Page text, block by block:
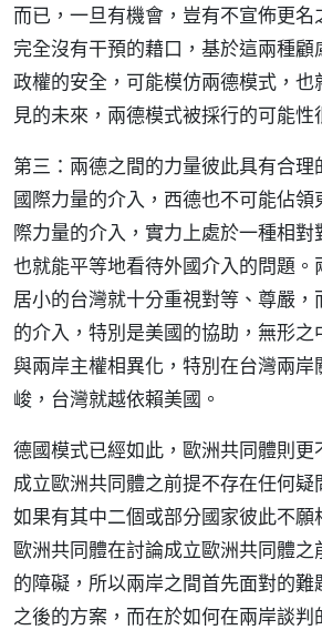
而已，一旦有機會，豈有不宣佈更
完全沒有干預的藉口，基於這兩種
政權的安全，可能模仿兩德模式，也
見的未來，兩德模式被採行的可能性
第三：兩德之間的力量彼此具有合理
國際力量的介入，西德也不可能佔領
際力量的介入，實力上處於一種相
也就能平等地看待外國介入的問題。
居小的台灣就十分重視對等、尊嚴，
的介入，特別是美國的協助，無形之
與兩岸主權相異化，特別在台灣兩岸
峻，台灣就越依賴美國。
德國模式已經如此，歐洲共同體則更
成立歐洲共同體之前提不存在任何疑
如果有其中二個或部分國家彼此不願
歐洲共同體在討論成立歐洲共同體之
的障礙，所以兩岸之間首先面對的難
之後的方案，而在於如何在兩岸談